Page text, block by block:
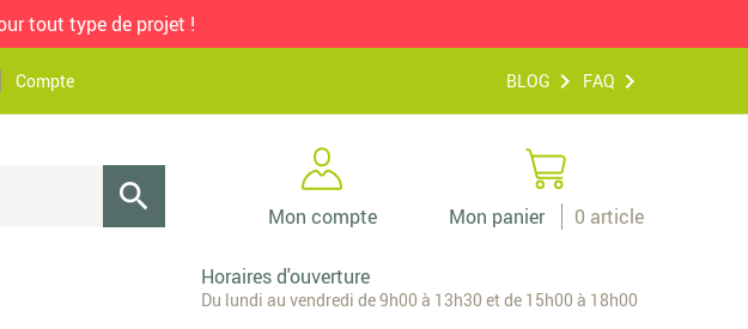
tout type de projet !
Compte BLOG FAQ

Mon panier 0 article
Mon compte
Horaires d'ouverture
Du lundi au vendredi de 9h00 à 13h30 et de 15h00 à 18h00